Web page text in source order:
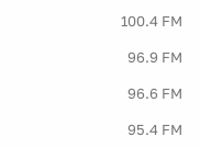
100.4 FM
96.9 FM
96.6 FM
95.4 FM